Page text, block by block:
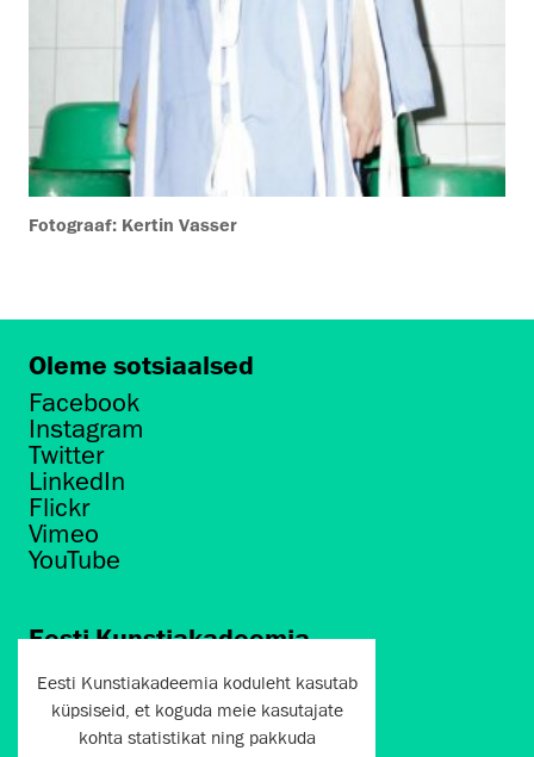
Fotograaf: Kertin Vasser
Oleme sotsiaalsed
Facebook
Instagram
Twitter
LinkedIn
Flickr
Vimeo
YouTube
Eesti Kunstiakadeemia
Põhja puiestee 7
Tallinn 10412
artun@artun.ee
Eesti Kunstiakadeemia koduleht kasutab
küpsiseid, et koguda meie kasutajate
kohta statistikat ning pakkuda